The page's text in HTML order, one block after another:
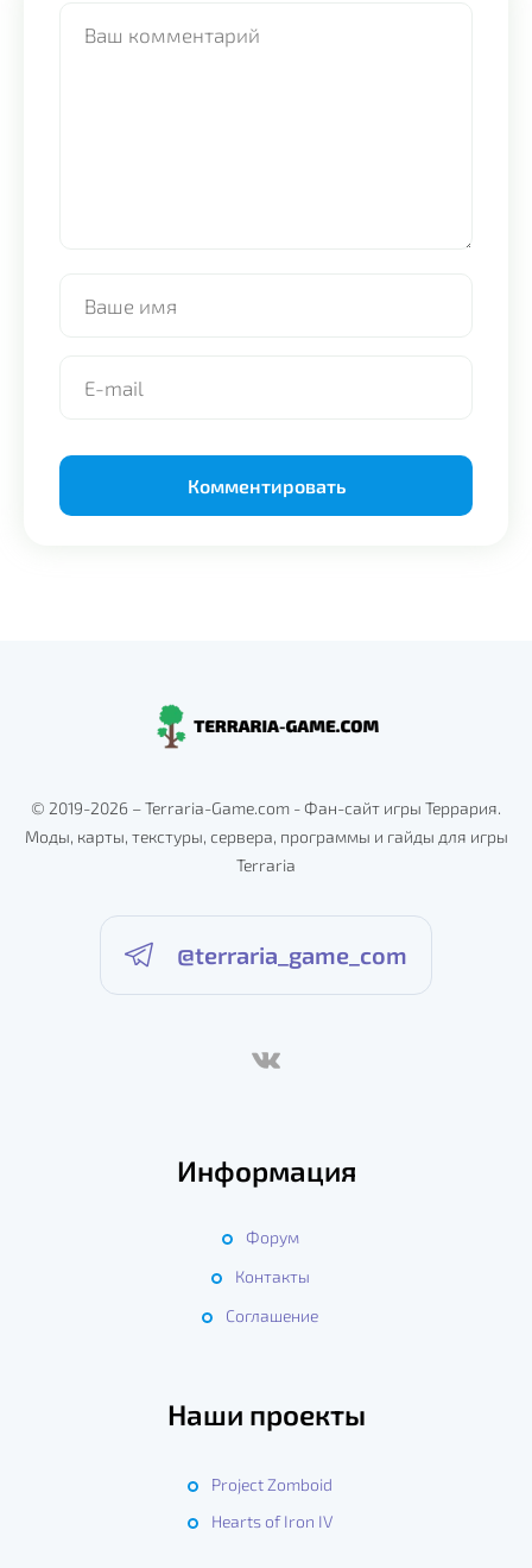
© 2019-2026 – Terraria-Game.com - Фан-сайт игры Террария.
Моды, карты, текстуры, сервера, программы и гайды для игры
Terraria
@terraria_game_com
Информация
Форум
Контакты
Соглашение
Наши проекты
Project Zomboid
Hearts of Iron IV